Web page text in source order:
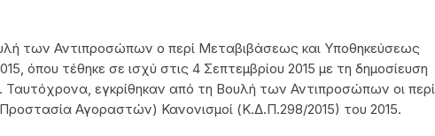
των Αντιπροσώπων ο περί Μεταβιβάσεως και Υποθηκεύσεως
όπου τέθηκε σε ισχύ στις 4 Σεπτεμβρίου 2015 με τη δημοσίευση
Ταυτόχρονα, εγκρίθηκαν από τη Βουλή των Αντιπροσώπων οι περί
Αγοραστών) Κανονισμοί (Κ.Δ.Π.298/2015) του 2015.